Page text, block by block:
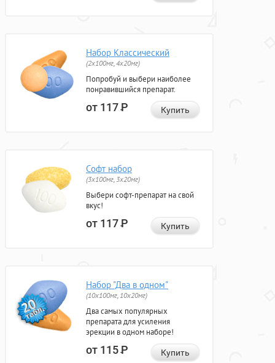
Набор Классический
(2x100мг, 4x20мг)
Попробуй и выбери наиболее
понравившийся препарат.
от 117Р Купить
Софт набор
(3x100мг, 3x20мг)
Выбери софт-препарат на свой
вкус!
от 117Р Купить
Набор "Два в одном"
(10x100мг, 10x20мг)
Два самых популярных
препарата для усиления
эрекции в одном наборе!
от 115Р Купить